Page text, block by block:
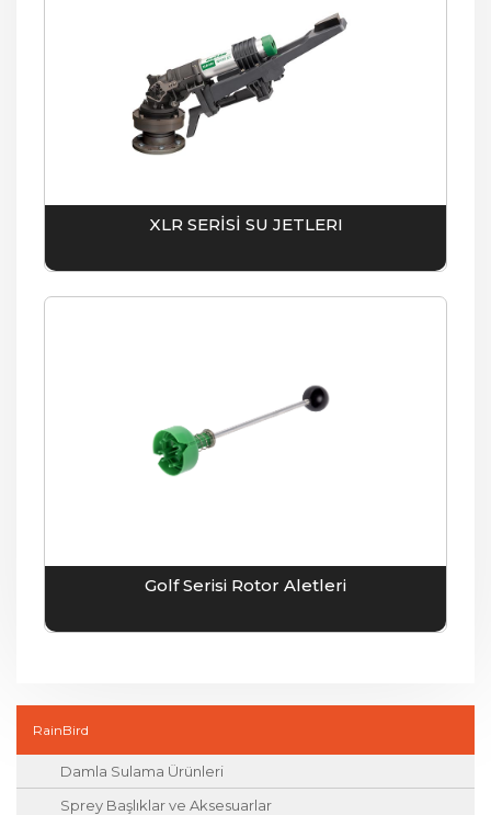
XLR SERİSİ SU JETLERI
Golf Serisi Rotor Aletleri
RainBird
Damla Sulama Ürünleri
Sprey Başlıklar ve Aksesuarlar